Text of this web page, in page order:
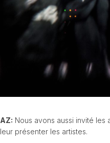
AZ: Nous avons aussi invité
leur présenter les artistes.